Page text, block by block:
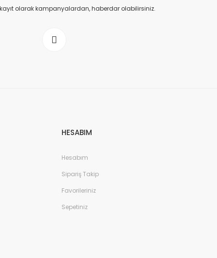
olarak kampanyalardan, haberdar olabilirsiniz.
HESABIM
Hesabım
Sipariş Takip
Favorileriniz
Sepetiniz